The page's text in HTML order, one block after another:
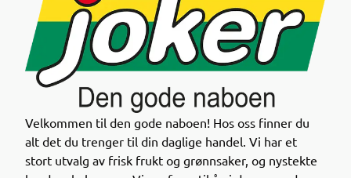
Nå kan du enkelt finne nedprisede datovarer i
Joker-appen!
Gjennom appen får du oversikt over varer med kort
holdbarhet til en lavere pris – en smart måte å
handle på både for lommeboka og miljøet.
Sjekk appen neste gang du handler og se hvilke
Velkommen til den gode naboen! Hos oss finner du
alt det du trenger til din daglige handel. Vi har et
stort utvalg av frisk frukt og grønnsaker, og nystekte